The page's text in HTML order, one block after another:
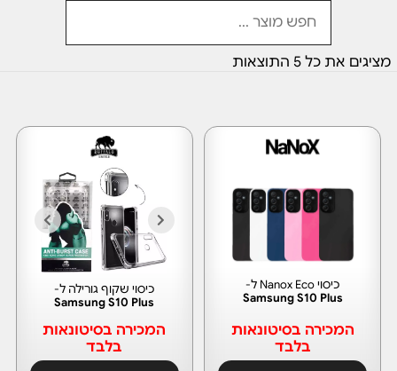
מציגים את כל ⁦5⁩ התוצאות
כיסוי Nanox Eco ל-
Samsung S10 Plus
המכירה בסיטונאות
בלבד
כיסוי שקוף גורילה ל-
Samsung S10 Plus
המכירה בסיטונאות
בלבד